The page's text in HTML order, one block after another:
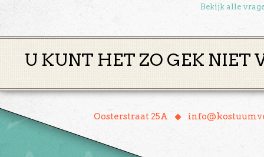
Bekijk alle
U KUNT HET ZO GEK NIET
Oosterstraat 25A ♦